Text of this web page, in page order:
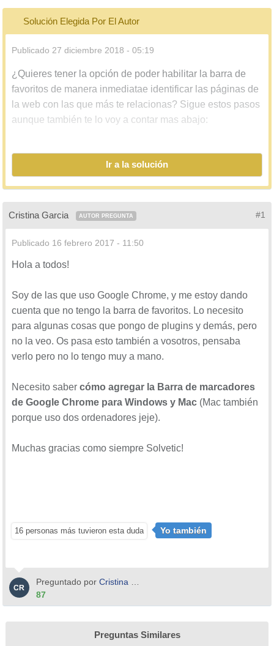
Solución Elegida Por El Autor
Publicado 27 diciembre 2018 - 05:19
¿Quieres tener la opción de poder habilitar la barra de
favoritos de manera inmediatae identificar las páginas de
la web con las que más te relacionas? Sigue estos pasos
aunque también te lo voy a contar mas abajo:
búsqueda, en este caso me refiero a la posibilidad de
añadir marcadores o favoritos a aquellas páginas web
que son de tu total agrado.
navegador, a continuación encontraras varios opciones
para habilitar la barra de favoritos marcadores Google
Chrome.
Google Chrome mantiene oculta la barra de favoritos y
muy sencilla, solo necesitas ingresar al icono de menu
que se encuentra representado por tres puntos allí
selecciona “marcadores” y posteriormente eso te muestra
Google Chrome el link de “personalizar” que te redirigirá
al sub menu “configuración” haces clic allí y
posteriormente veras la opción “apariencia” y solo debes
seleccionar en “siempre mostrar la barra de favoritos” a
partir de este instante cualquier página de la web que
Ir a la solución
Cristina Garcia AUTOR PREGUNTA #1
Publicado 16 febrero 2017 - 11:50
Hola a todos!
Soy de las que uso Google Chrome, y me estoy dando
cuenta que no tengo la barra de favoritos. Lo necesito
para algunas cosas que pongo de plugins y demás, pero
no la veo. Os pasa esto también a vosotros, pensaba
verlo pero no lo tengo muy a mano.
Necesito saber cómo agregar la Barra de marcadores
de Google Chrome para Windows y Mac (Mac también
porque uso dos ordenadores jeje).
Muchas gracias como siempre Solvetic!
16 personas más tuvieron esta duda Yo también
Preguntado por Cristina Garcia
87
Preguntas Similares